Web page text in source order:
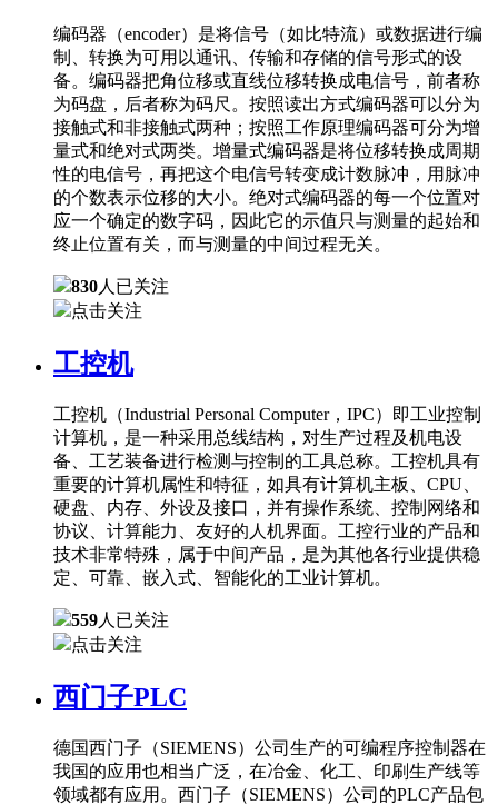
编码器（encoder）是将信号（如比特流）或数据进行编
制、转换为可用以通讯、传输和存储的信号形式的设
备。编码器把角位移或直线位移转换成电信号，前者称
为码盘，后者称为码尺。按照读出方式编码器可以分为
接触式和非接触式两种；按照工作原理编码器可分为增
量式和绝对式两类。增量式编码器是将位移转换成周期
性的电信号，再把这个电信号转变成计数脉冲，用脉冲
的个数表示位移的大小。绝对式编码器的每一个位置对
应一个确定的数字码，因此它的示值只与测量的起始和
终止位置有关，而与测量的中间过程无关。
830人已关注
点击关注
工控机
工控机（Industrial Personal Computer，IPC）即工业控制
计算机，是一种采用总线结构，对生产过程及机电设
备、工艺装备进行检测与控制的工具总称。工控机具有
重要的计算机属性和特征，如具有计算机主板、CPU、
硬盘、内存、外设及接口，并有操作系统、控制网络和
协议、计算能力、友好的人机界面。工控行业的产品和
技术非常特殊，属于中间产品，是为其他各行业提供稳
定、可靠、嵌入式、智能化的工业计算机。
559人已关注
点击关注
西门子PLC
德国西门子（SIEMENS）公司生产的可编程序控制器在
我国的应用也相当广泛，在冶金、化工、印刷生产线等
领域都有应用。西门子（SIEMENS）公司的PLC产品包